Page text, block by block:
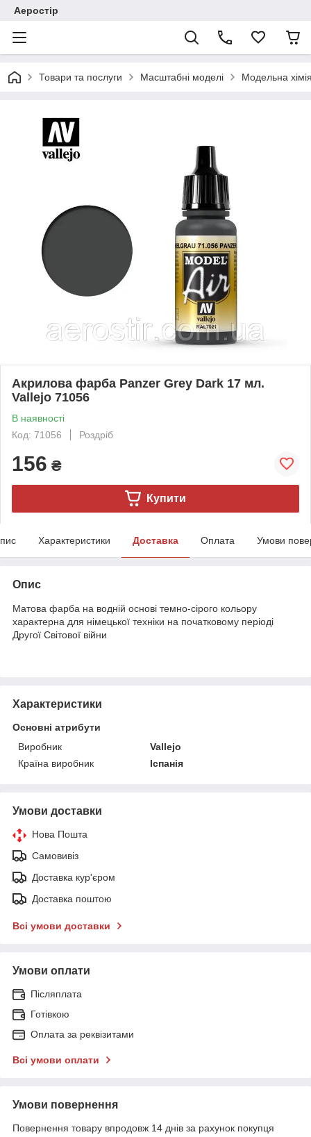
Аеростір
Товари та послуги Масштабні моделі Модельна
Акрилова фарба Panzer Grey Dark 17 мл.
Vallejo 71056
В наявності
Код: 71056
Роздріб
156 ₴
Купити
Характеристики Доставка Оплата Умови
Опис
Матова фарба на водній основі темно-сірого кольору
характерна для німецької техніки на початковому періоді
Другої Світової війни
Характеристики
Основні атрибути
Виробник
Vallejo
Країна виробник
Іспанія
Умови доставки
Нова Пошта
Самовивіз
Доставка кур'єром
Доставка поштою
Всі умови доставки
Умови оплати
Післяплата
Готівкою
Оплата за реквізитами
Всі умови оплати
Умови повернення
Повернення товару впродовж 14 днів за рахунок покупця